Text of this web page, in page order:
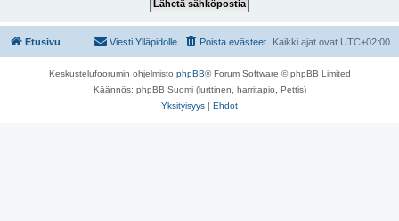
Etusivu Kaikki ajat ovat UTC+02:00
Poista evästeet
Viesti Ylläpidolle
Keskustelufoorumin ohjelmisto phpBB® Forum Software © phpBB Limited
Käännös: phpBB Suomi (lurttinen, harritapio, Pettis)
Yksityisyys | Ehdot